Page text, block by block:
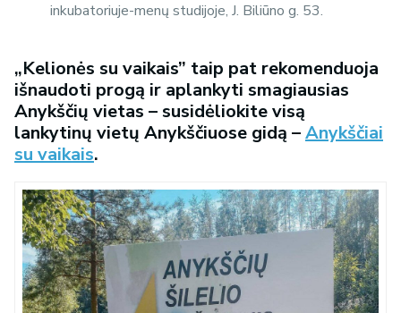
inkubatoriuje-menų studijoje, J. Biliūno g. 53.
„Kelionės su vaikais” taip pat rekomenduoja
išnaudoti progą ir aplankyti smagiausias
Anykščių vietas – susidėliokite visą
lankytinų vietų Anykščiuose gidą –Anykščiai
su vaikais.